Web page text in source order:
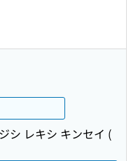
シ レキシ キンセイ (